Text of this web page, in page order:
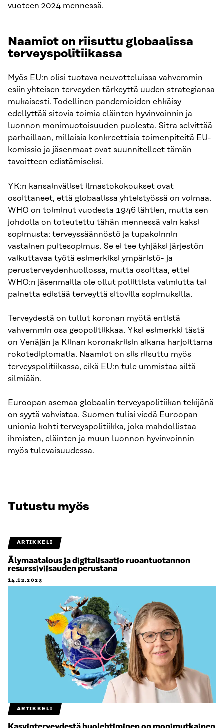
vuoteen 2024 mennessä.
Naamiot on riisuttu globaalissa
terveyspolitiikassa
Myös EU:n olisi tuotava neuvotteluissa vahvemmin
esiin yhteisen terveyden tärkeyttä uuden strategiansa
mukaisesti. Todellinen pandemioiden ehkäisy
edellyttää sitovia toimia eläinten hyvinvoinnin ja
luonnon monimuotoisuuden puolesta. Sitra selvittää
parhaillaan, millaisia konkreettisia toimenpiteitä EU-
komissio ja jäsenmaat ovat suunnitelleet tämän
tavoitteen edistämiseksi.
YK:n kansainväliset ilmastokokoukset ovat
osoittaneet, että globaalissa yhteistyössä on voimaa.
WHO on toiminut vuodesta 1946 lähtien, mutta sen
johdolla on toteutettu tähän mennessä vain kaksi
sopimusta: terveyssäännöstö ja tupakoinnin
vastainen puitesopimus. Se ei tee tyhjäksi järjestön
vaikuttavaa työtä esimerkiksi ympäristö- ja
perusterveydenhuollossa, mutta osoittaa, ettei
WHO:n jäsenmailla ole ollut poliittista valmiutta tai
painetta edistää terveyttä sitovilla sopimuksilla.
Terveydestä on tullut koronan myötä entistä
vahvemmin osa geopolitiikkaa. Yksi esimerkki tästä
on Venäjän ja Kiinan koronakriisin aikana harjoittama
rokotediplomatia. Naamiot on siis riisuttu myös
terveyspolitiikassa, eikä EU:n tule ummistaa siltä
silmiään.
Euroopan asemaa globaalin terveyspolitiikan tekijänä
on syytä vahvistaa. Suomen tulisi viedä Euroopan
unionia kohti terveyspolitiikka, joka mahdollistaa
ihmisten, eläinten ja muun luonnon hyvinvoinnin
myös tulevaisuudessa.
Tutustu myös
ARTIKKELI
Älymaatalous ja digitalisaatio ruoantuotannon
resurssiviisauden perustana
14.12.2023
ARTIKKELI